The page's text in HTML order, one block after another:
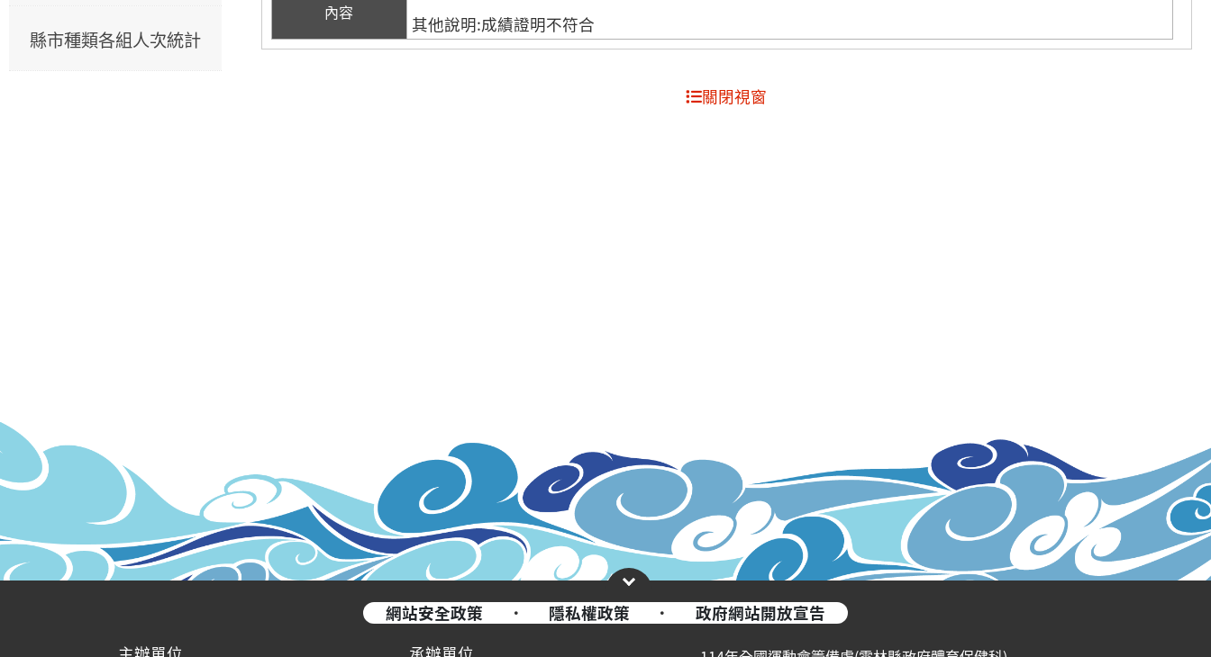
縣市種類各組人次統計
內容
其他說明:成績證明不符合
關閉視窗
網站安全政策 · 隱私權政策 ·
政府網站開放宣告